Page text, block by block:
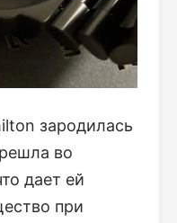
зародилась
во
дает ей
при